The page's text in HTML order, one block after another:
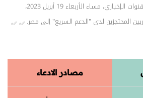
- وأفادت عدد من المواقع والقنوات الإخباري، مساء الأربعاء 19 أبريل 2023،
المحتجزين لدى "الدعم السريع" إلى مصر.
مصادر الادعاء